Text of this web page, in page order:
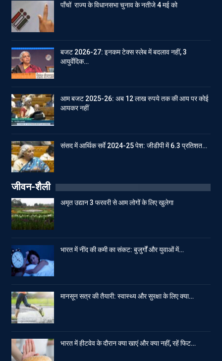
पाँचों राज्य के विधानसभा चुनाव के नतीजे 4 मई को
बजट 2026-27: इनकम टेक्स स्लेब में बदलाव नहीं, 3
आयुर्वेदिक…
आम बजट 2025-26: अब 12 लाख रुपये तक की आय पर कोई
आयकर नहीं
संसद में आर्थिक सर्वे 2024-25 पेश: जीडीपी में 6.3 प्रतिशत…
जीवन-शैली
अमृत उद्यान 3 फरवरी से आम लोगों के लिए खुलेगा
भारत में नींद की कमी का संकट: बुजुर्गों और युवाओं में…
मानसून सत्र की तैयारी: स्वास्थ्य और सुरक्षा के लिए क्या…
भारत में हीटवेव के दौरान क्या खाएं और क्या नहीं, रहें फिट…